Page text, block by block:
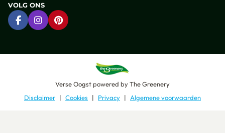
VOLG ONS
Ga naar Facebook
Ga naar Instagram
Ga naar Pinterest
Verse Oogstpowered byThe Greenery
Disclaimer
Cookies Privacy Algemene voorwaarden